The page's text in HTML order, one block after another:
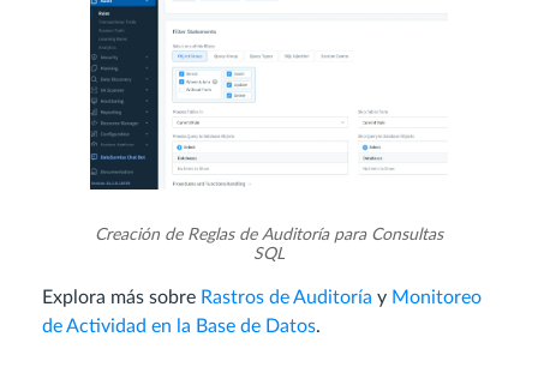
Creación de Reglas de Auditoría para Consultas
SQL
Explora más sobre Rastros de Auditoría y Monitoreo
de Actividad en la Base de Datos.